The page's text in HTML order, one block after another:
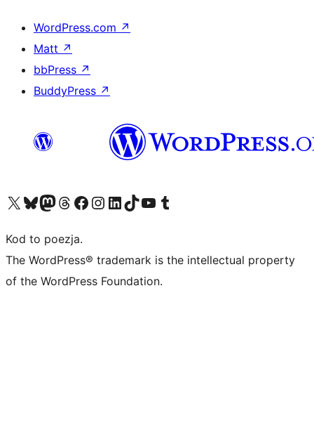
WordPress.com ↗
Matt ↗
bbPress ↗
BuddyPress ↗
Odwiedź nasze konto X (dawniej Twitter)
Odwiedź nasze konto Bluesky
Odwiedź nasze konto na Mastodoncie
Odwiedź naszego Threadsa
Odwiedź naszego Facebooka
Odwiedź nasze konto na Instagramie
Odwiedź nasze konto na LinkedIn
Odwiedź naszego TikToka
Odwiedź nasz kanał YouTube
Odwiedź naszego Tumblra
Kod to poezja.
The WordPress® trademark is the intellectual property
of the WordPress Foundation.